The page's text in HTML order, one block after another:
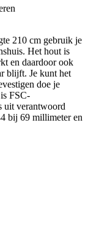
210 cm gebruik je
Het hout is
en daardoor ook
blijft. Je kunt het
doe je
FSC-
uit verantwoord
bij 69 millimeter en